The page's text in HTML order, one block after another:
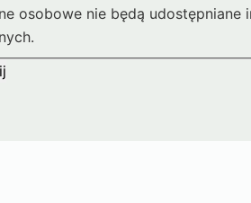
osobowe nie będą udostępniane